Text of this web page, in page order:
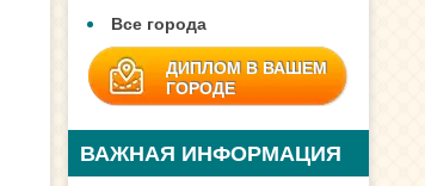
Все города
ДИПЛОМ В ВАШЕМ
ГОРОДЕ
ВАЖНАЯ ИНФОРМАЦИЯ